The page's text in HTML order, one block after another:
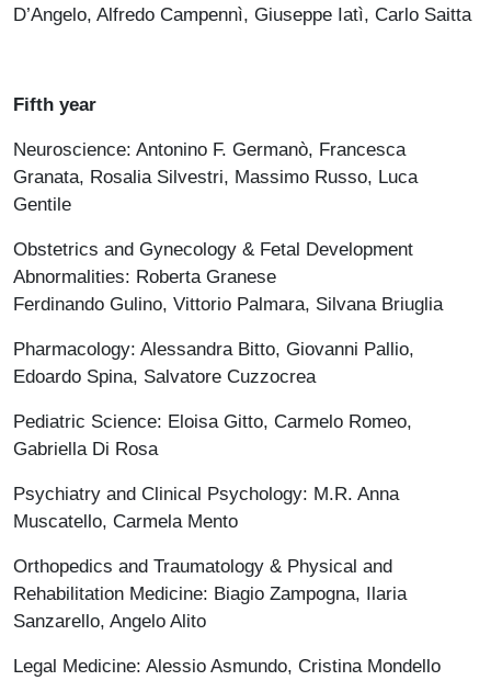
D’Angelo, Alfredo Campennì, Giuseppe Iatì, Carlo Saitta
Fifth year
Neuroscience: Antonino F. Germanò, Francesca
Granata, Rosalia Silvestri, Massimo Russo, Luca
Gentile
Obstetrics and Gynecology & Fetal Development
Abnormalities: Roberta Granese
Ferdinando Gulino, Vittorio Palmara, Silvana Briuglia
Pharmacology: Alessandra Bitto, Giovanni Pallio,
Edoardo Spina, Salvatore Cuzzocrea
Pediatric Science: Eloisa Gitto, Carmelo Romeo,
Gabriella Di Rosa
Psychiatry and Clinical Psychology: M.R. Anna
Muscatello, Carmela Mento
Orthopedics and Traumatology & Physical and
Rehabilitation Medicine: Biagio Zampogna, Ilaria
Sanzarello, Angelo Alito
Legal Medicine: Alessio Asmundo, Cristina Mondello